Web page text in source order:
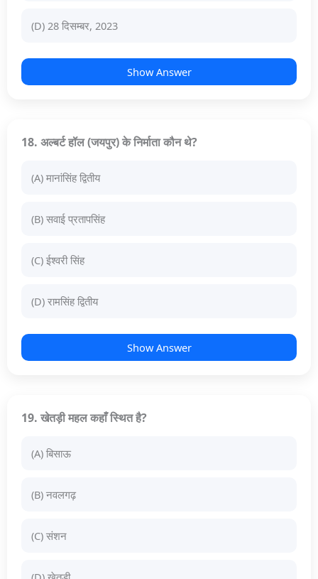
(D) 28 दिसम्बर, 2023
Show Answer
18. अल्बर्ट हॉल (जयपुर) के निर्माता कौन थे?
(A) मानांसिंह द्वितीय
(B) सवाई प्रतापसिंह
(C) ईश्वरी सिंह
(D) रामसिंह द्वितीय
Show Answer
19. खेतड़ी महल कहाँ स्थित है?
(A) बिसाऊ
(B) नवलगढ़
(C) संशन